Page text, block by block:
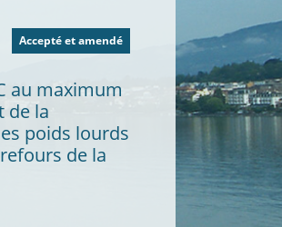
Accepté et amendé
au maximum
de la
poids lourds
de la